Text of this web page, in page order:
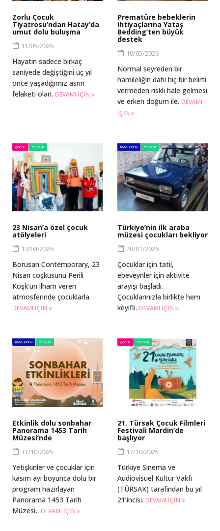
Zorlu Çocuk
Tiyatrosu’ndan Hatay’da
umut dolu buluşma
11/05/2026
Hayatın sadece birkaç
saniyede değiştiğini üç yıl
önce yaşadığımız asrın
felaketi olan. DEVAMI IÇIN
Prematüre bebeklerin
ihtiyaçlarına Yataş
Bedding’ten büyük
destek
10/05/2026
Normal seyreden bir
hamileliğin dahi hiç bir belirti
vermeden riskli hale gelmesi
ve erken doğum ile. DEVAMI
IÇIN
ÇOCUK ETKINLIK
23 Nisan’a özel çocuk
atölyeleri
13/04/2026
Borusan Contemporary, 23
Nisan coşkusunu Perili
Köşk’ün ilham veren
atmosferinde çocuklarla.
DEVAMI IÇIN
BM GÜNDEM ETKINLIK
Türkiye’nin ilk araba
müzesi çocukları bekliyor
20/01/2026
Çocuklar için tatil,
ebeveynler için aktivite
arayışı başladı.
Çocuklarınızla birlikte hem
keyifli. DEVAMI IÇIN
BM GÜNDEM ETKINLIK
Etkinlik dolu sonbahar
Panorama 1453 Tarih
Müzesi’nde
31/10/2025
Yetişkinler ve çocuklar için
kasım ayı boyunca dolu bir
program hazırlayan
Panorama 1453 Tarih
Müzesi,. DEVAMI IÇIN
ÇOCUK ETKINLIK
21. Türsak Çocuk Filmleri
Festivali Mardin’de
başlıyor
17/10/2025
Türkiye Sinema ve
Audiovisuel Kültür Vakfı
(TÜRSAK) tarafından bu yıl
21’incisi. DEVAMI IÇIN